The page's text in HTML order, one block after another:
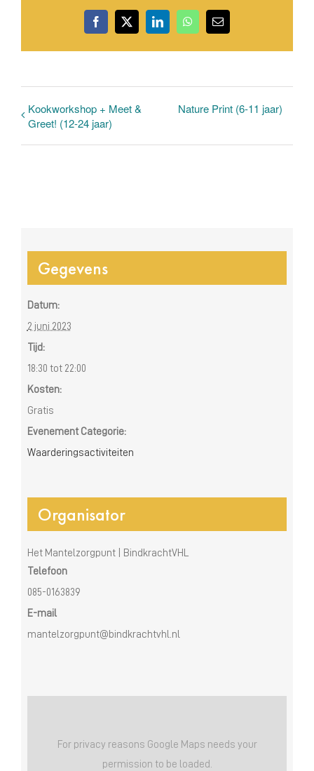
Facebook
X LinkedInWhatsApp
E-
mail
Kookworkshop + Meet &
Greet! (12-24 jaar)
Nature Print (6-11 jaar)
Gegevens
Datum:
2 juni 2023
Tijd:
18:30 tot 22:00
Kosten:
Gratis
Evenement Categorie:
Waarderingsactiviteiten
Organisator
Het Mantelzorgpunt | BindkrachtVHL
Telefoon
085-0163839
E-mail
mantelzorgpunt@bindkrachtvhl.nl
For privacy reasons Google Maps needs your
permission to be loaded.